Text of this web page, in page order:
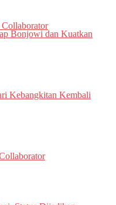
Collaborator
Bonjowi dan Kuatkan
Kebangkitan Kembali